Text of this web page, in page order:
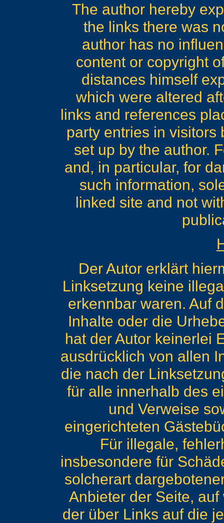
The author hereby
the links there was
author has no
content or copyright
distances himself
which were altered
links and references
party entries in visitors
set up by the author.
and, in particular, for
such information,
linked site and not
Der Autor erklärt
Linksetzung keine
erkennbar waren. Auf
Inhalte oder die
hat der Autor keinerlei
ausdrücklich von allen
die nach der
für alle innerhalb des
und Verweise
eingerichteten
Für illegale,
insbesondere für
solcherart
Anbieter der Seite,
der über Links auf die